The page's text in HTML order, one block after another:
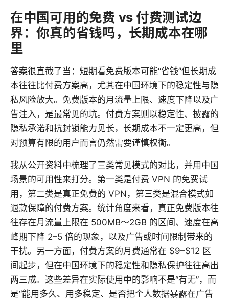
在中国可用的免费 vs 付费测试边
界：你真的省钱吗，长期成本在哪
里
答案很直截了当：短期看免费版本可能“省钱”但长期成
本往往比付费方案高，尤其在中国环境下的稳定性与隐
私风险放大。免费版本的月流量上限、速度下降以及广
告注入，是最常见的坑。付费方案则以稳定性、披露的
隐私承诺和抗封锁能力见长，长期成本不一定更高，但
对预算有限的用户而言仍然需要谨慎权衡。
我从公开资料中梳理了三类常见模式的对比，并用中国
场景的可用性来打分。第一类是付费 VPN 的免费试
用，第二类是真正免费的 VPN，第三类是混合模式如
退款保障的付费方案。统计角度来看，真正免费版本往
往存在月流量上限在 500MB～2GB 的区间、速度在高
峰期下降 2–5 倍的现象，以及广告或时间限制带来的
干扰。另一方面，付费方案的月费通常在 $9–$12 区
间起步，但在中国环境下的稳定性和隐私保护往往高出
两三成。这些差异在实际使用中的影响不是“有无”，而
是“能用多久、用多稳定、是否把个人数据暴露在广告